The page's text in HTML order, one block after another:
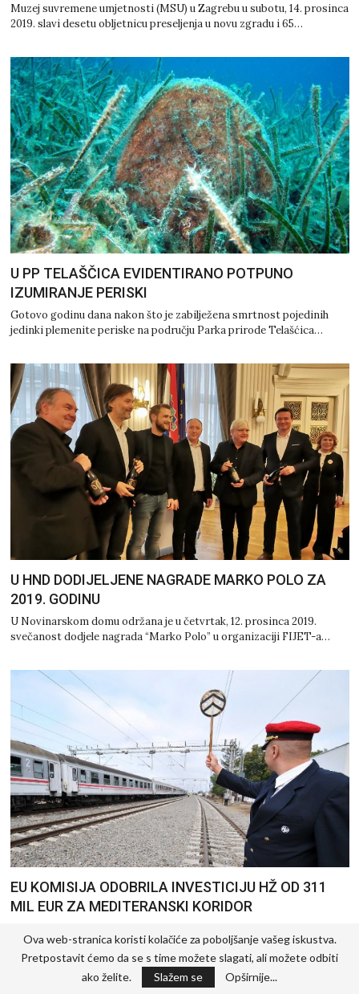
Muzej suvremene umjetnosti (MSU) u Zagrebu u subotu, 14. prosinca
2019. slavi desetu obljetnicu preseljenja u novu zgradu i 65…
U PP TELAŠČICA EVIDENTIRANO POTPUNO
IZUMIRANJE PERISKI
Gotovo godinu dana nakon što je zabilježena smrtnost pojedinih
jedinki plemenite periske na području Parka prirode Telašćica…
U HND DODIJELJENE NAGRADE MARKO POLO ZA
2019. GODINU
U Novinarskom domu održana je u četvrtak, 12. prosinca 2019.
svečanost dodjele nagrada “Marko Polo” u organizaciji FIJET-a…
EU KOMISIJA ODOBRILA INVESTICIJU HŽ OD 311
MIL EUR ZA MEDITERANSKI KORIDOR
investiciju od 311 milijuna eura iz Kohezijskog fonda za dogradnju…
Ova web-stranica koristi kolačiće za poboljšanje vašeg iskustva.
Pretpostavit ćemo da se s time možete slagati, ali možete odbiti
ako želite.
Slažem se Opširnije...